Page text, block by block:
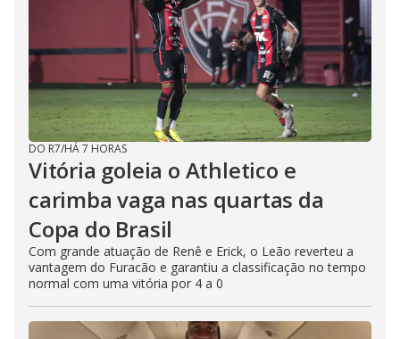
DO R7/HÁ 7 HORAS
Vitória goleia o Athletico e
carimba vaga nas quartas da
Copa do Brasil
Com grande atuação de Renê e Erick, o Leão reverteu a
vantagem do Furacão e garantiu a classificação no tempo
normal com uma vitória por 4 a 0